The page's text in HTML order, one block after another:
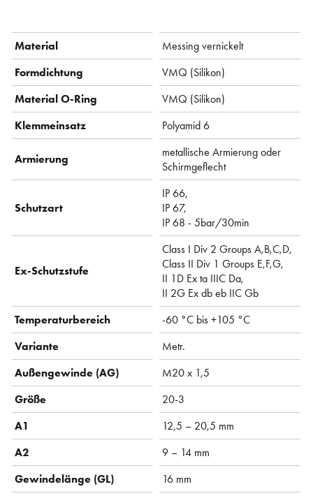
Material
Messing vernickelt
Formdichtung
VMQ (Silikon)
Material O-Ring
VMQ (Silikon)
Klemmeinsatz
Polyamid 6
Armierung
metallische Armierung oder
Schirmgeflecht
Schutzart
IP 66,
IP 67,
IP 68 - 5bar/30min
Ex-Schutzstufe
Class I Div 2 Groups A,B,C,D,
Class II Div 1 Groups E,F,G,
II 1D Ex ta IIIC Da,
II 2G Ex db eb IIC Gb
Temperaturbereich
-60 °C bis +105 °C
Variante
Metr.
Außengewinde (AG)
M20 x 1,5
Größe
20-3
A1
12,5 – 20,5 mm
A2
9 – 14 mm
Gewindelänge (GL)
16 mm